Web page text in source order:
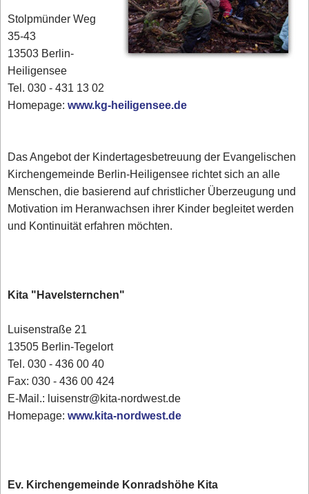
Stolpmünder Weg
35-43
13503 Berlin-
Heiligensee
Tel. 030 - 431 13 02‎
Homepage:www.kg-heiligensee.de
Das Angebot der Kindertagesbetreuung der Evangelischen
Kirchengemeinde Berlin-Heiligensee richtet sich an alle
Menschen, die basierend auf christlicher Überzeugung und
Motivation im Heranwachsen ihrer Kinder begleitet werden
und Kontinuität erfahren möchten.
Kita "Havelsternchen"
Luisenstraße 21
13505 Berlin-Tegelort
Tel. 030 - 436 00 40
Fax: 030 - 436 00 424
E-Mail.: luisenstr@kita-nordwest.de
Homepage:www.kita-nordwest.de
Ev. Kirchengemeinde Konradshöhe Kita